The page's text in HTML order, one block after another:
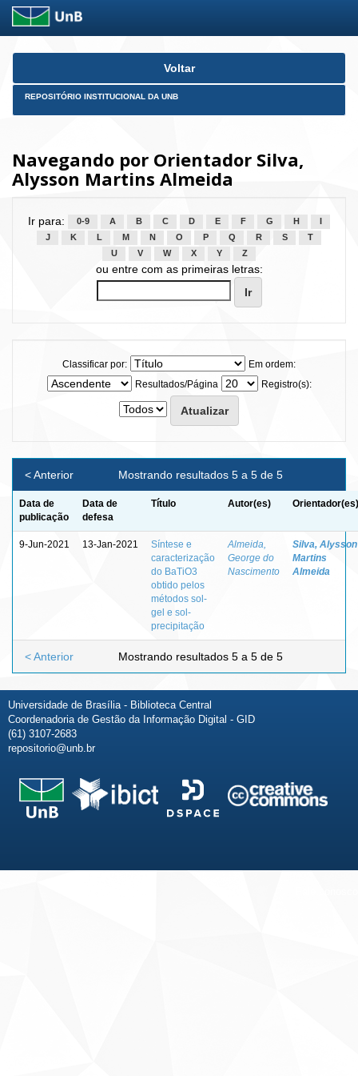
Skip
Voltar
REPOSITÓRIO INSTITUCIONAL DA UNB
Navegando por Orientador Silva,
Alysson Martins Almeida
Ir para: 0-9 A B C D E F G H
J
K L M N O P Q R S
T
U
V W X Y Z
ou entre com as primeiras letras:
Classificar por:
Em ordem:
Resultados/Página
Registro(s):
Mostrando resultados 5 a 5 de 5
< Anterior
Data de
publicação
Data de
defesa
Título Autor(es) Orientador(es)
9-Jun-2021 13-Jan-2021
Síntese e
caracterização
do BaTiO3
obtido pelos
métodos sol-
gel e sol-
precipitação
Almeida,
George do
Nascimento
Silva, Alysson
Martins
Almeida
Mostrando resultados 5 a 5 de 5
< Anterior
Universidade de Brasília - Biblioteca Central
Coordenadoria de Gestão da Informação Digital - GID
(61) 3107-2683
repositorio@unb.br